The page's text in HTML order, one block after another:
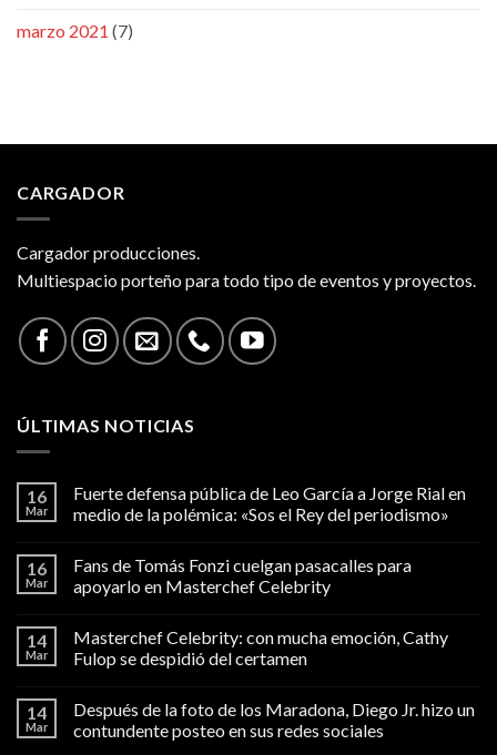
marzo 2021 (7)
CARGADOR
Cargador producciones.
Multiespacio porteño para todo tipo de eventos y proyectos.
ÚLTIMAS NOTICIAS
16
Mar
Fuerte defensa pública de Leo García a Jorge Rial en
medio de la polémica: «Sos el Rey del periodismo»
16
Mar
Fans de Tomás Fonzi cuelgan pasacalles para
apoyarlo en Masterchef Celebrity
14
Mar
Masterchef Celebrity: con mucha emoción, Cathy
Fulop se despidió del certamen
14
Mar
Después de la foto de los Maradona, Diego Jr. hizo un
contundente posteo en sus redes sociales